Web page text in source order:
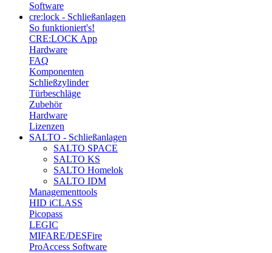
Software
cre:lock - Schließanlagen
So funktioniert's!
CRE:LOCK App
Hardware
FAQ
Komponenten
Schließzylinder
Türbeschläge
Zubehör
Hardware
Lizenzen
SALTO - Schließanlagen
SALTO SPACE
SALTO KS
SALTO Homelok
SALTO IDM
Managementtools
HID iCLASS
Picopass
LEGIC
MIFARE/DESFire
ProAccess Software